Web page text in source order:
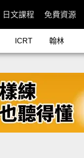
日文課程 免費資源
ICRT 翰林